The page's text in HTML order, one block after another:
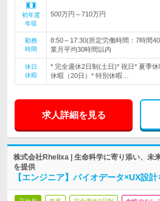
初年度
年収
500万円～710万円
勤務
時間
8:50～17:30(所定労働時間：7時間
業月平均30時間以内
休日
休暇
* 完全週休2日制(土日)* 祝日* 夏季
休暇（20日）* 特別休暇…
求人詳細を見る
株式会社Rhelixa | 生命科学に寄り添い、未
を提供
【エンジニア】バイオデータ×UX設計